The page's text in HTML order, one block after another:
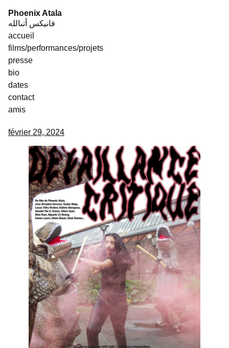
Skip
to
content
Phoenix Atala
فانيكس أتىالله
accueil
films/performances/projets
presse
bio
dates
contact
amis
février 29, 2024